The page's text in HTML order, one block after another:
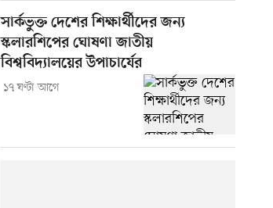
সার্কভুক্ত দেশের শিক্ষার্থীদের জন্য
স্কলারশিপের ঘোষণা জাতীয়
বিশ্ববিদ্যালয়ের উপাচার্যের
১৭ ঘণ্টা আগে